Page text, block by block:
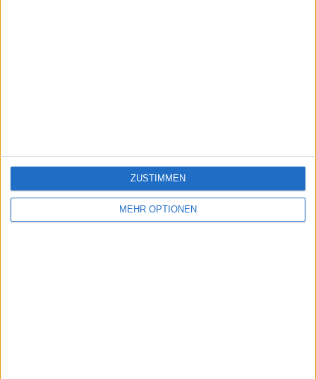
MEHR OPTIONEN
ZUSTIMMEN